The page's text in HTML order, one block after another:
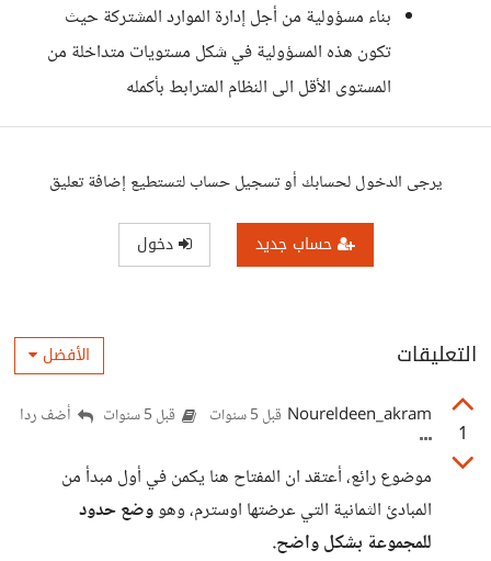
بناء مسؤولية من أجل إدارة الموارد المشتركة حيث
تكون هذه المسؤولية في شكل مستويات متداخلة من
المستوى الأقل الى النظام المترابط بأكمله
يرجى الدخول لحسابك أو تسجيل حساب لتستطيع إضافة تعليق
حساب جديد دخول
التعليقات الأفضل
1
Noureldeen_akram قبل 5 سنوات قبل 5 سنوات أضف ردا
موضوع رائع، أعتقد ان المفتاح هنا يكمن في أول مبدأ من
المبادئ الثمانية التي عرضتها اوسترم، وهووضع حدود
للمجموعة بشكل واضح.